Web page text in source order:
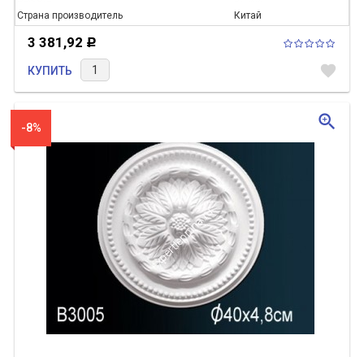
Страна производитель
Китай
3 381,92 Р
КУПИТЬ favorite
-8% zoom_in